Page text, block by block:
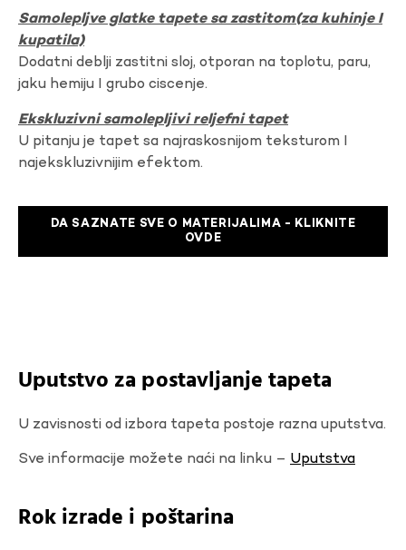
Samolepljve glatke tapete sa zastitom(za kuhinje I
kupatila)
Dodatni deblji zastitni sloj, otporan na toplotu, paru,
jaku hemiju I grubo ciscenje.
Ekskluzivni samolepljivi reljefni tapet
U pitanju je tapet sa najraskosnijom teksturom I
najekskluzivnijim efektom.
DA SAZNATE SVE O MATERIJALIMA - KLIKNITE
OVDE
Uputstvo za postavljanje tapeta
U zavisnosti od izbora tapeta postoje razna uputstva.
Sve informacije možete naći na linku – Uputstva
Rok izrade i poštarina